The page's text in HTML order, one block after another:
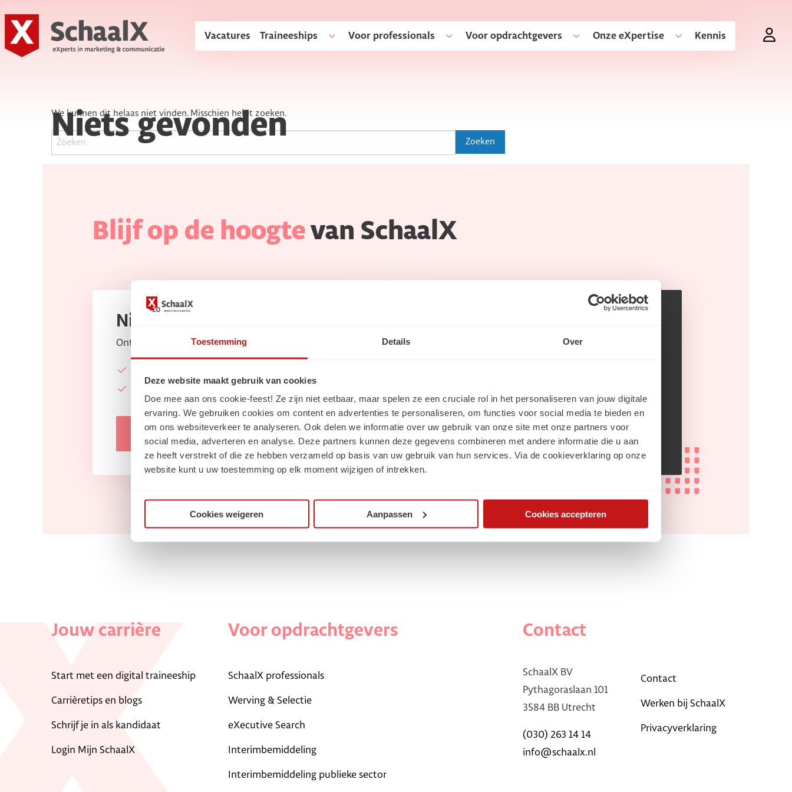
Toestemming Details Over
Deze website maakt gebruik van cookies
Doe mee aan ons cookie-feest! Ze zijn niet eetbaar, maar spelen ze een cruciale rol in het personaliseren van jouw digitale
ervaring. We gebruiken cookies om content en advertenties te personaliseren, om functies voor social media te bieden en
om ons websiteverkeer te analyseren. Ook delen we informatie over uw gebruik van onze site met onze partners voor
social media, adverteren en analyse. Deze partners kunnen deze gegevens combineren met andere informatie die u aan
ze heeft verstrekt of die ze hebben verzameld op basis van uw gebruik van hun services. Via de cookieverklaring op onze
website kunt u uw toestemming op elk moment wijzigen of intrekken.
Cookies weigeren Aanpassen Cookies accepteren
SchaalX
Vacatures Traineeships Voor professionals Voor opdrachtgevers Onze eXpertise Kennis
Niets gevonden
We kunnen dit helaas niet vinden. Misschien helpt zoeken.
Blijf op de hoogte van SchaalX
Nieuwsbrief
Ontvang elke maand de laatste:
Carrièretips, blogs & nieuws
Volg ons op Linkedin
Volg ons opInstagram
Jouw carrière
Start met een digital traineeship
Carrièretips en blogs
Schrijf je in als kandidaat
Login Mijn SchaalX
Voor opdrachtgevers
SchaalX professionals
Werving & Selectie
eXecutive Search
Interimbemiddeling
Interimbemiddeling publieke sector
Contact
SchaalX BV
Pythagoraslaan 101
3584 BB Utrecht
(030) 263 14 14
info@schaalx.nl
Contact
Werken bij SchaalX
Privacyverklaring